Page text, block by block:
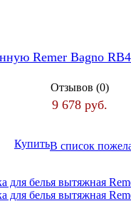
Remer Bagno
Отзывов (0)
9 678 руб.
КупитьВ список